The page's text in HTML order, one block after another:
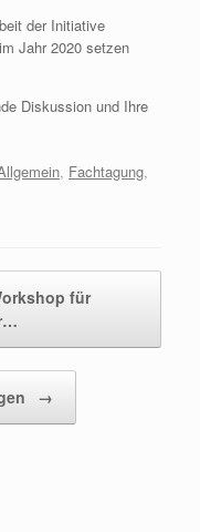
der Initiative
Jahr 2020 setzen
Diskussion und Ihre
, Fachtagung,
für
→